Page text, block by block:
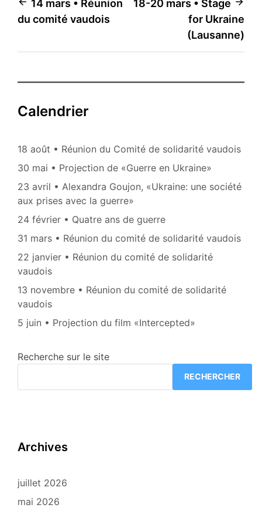
Navigation
de
14 mars • Réunion
du comité vaudois
18-20 mars • Stage
for Ukraine
(Lausanne)
Calendrier
18 août • Réunion du Comité de solidarité vaudois
30 mai • Projection de «Guerre en Ukraine»
23 avril • Alexandra Goujon, «Ukraine: une société
aux prises avec la guerre»
24 février • Quatre ans de guerre
31 mars • Réunion du comité de solidarité vaudois
22 janvier • Réunion du comité de solidarité
vaudois
13 novembre • Réunion du comité de solidarité
vaudois
5 juin • Projection du film «Intercepted»
Recherche sur le site
RECHERCHER
Archives
juillet 2026
mai 2026